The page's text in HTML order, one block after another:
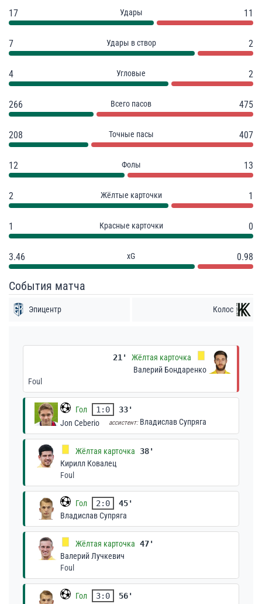
17 Удары 11
7 Удары в створ 2
4 Угловые 2
266 Всего пасов 475
208 Точные пасы 407
12 Фолы 13
2 Жёлтые карточки 1
1 Красные карточки 0
3.46 xG 0.98
События матча
Эпицентр Колос
21'
Жёлтая карточка
Валерий Бондаренко
Foul
Гол 1:0
33'
Jon Ceberio
ассистент: Владислав Супряга
Жёлтая карточка 38'
Кирилл Ковалец
Foul
Гол 2:0
45'
Владислав Супряга
Жёлтая карточка 47'
Валерий Лучкевич
Foul
Гол 3:0
56'